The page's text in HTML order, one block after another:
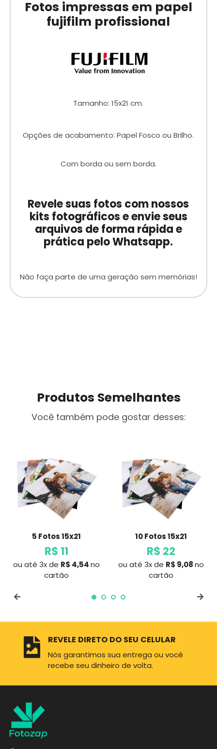
Fotos impressas em papel
fujifilm profissional
Tamanho: 15x21 cm.
Opções de acabamento: Papel Fosco ou Brilho.
Com borda ou sem borda.
Revele suas fotos com nossos
kits fotográficos e envie seus
arquivos de forma rápida e
prática pelo Whatsapp.
Não faça parte de uma geração sem memórias!
Produtos Semelhantes
Você também pode gostar desses:
5 Fotos 15x21
R$ 11
Preço
normal
ou até 3x de R$ 4,54no
cartão
10 Fotos 15x21
R$ 22
Preço
normal
ou até 3x de R$ 9,08no
cartão
REVELE DIRETO DO SEU CELULAR
Nós garantimos sua entrega ou você
recebe seu dinheiro de volta.